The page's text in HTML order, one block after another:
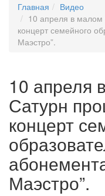
Главная
Видео
10 апреля в малом
концерт семейного
Маэстро”.
10 апреля
Сатурн
концерт
Маэстро”.